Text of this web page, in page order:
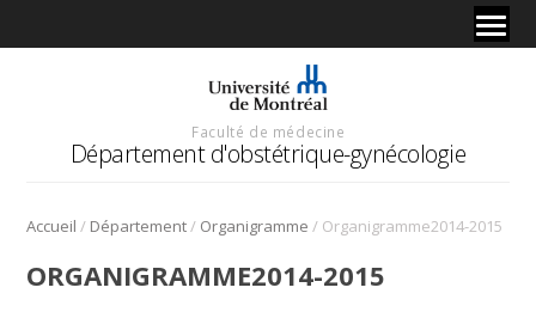
Faculté de médecine
Département d'obstétrique-gynécologie
Accueil / Département/ Organigramme / Organigramme2014-2015
ORGANIGRAMME2014-2015